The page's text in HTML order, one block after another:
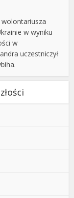
w wyniku
w
uczestniczył